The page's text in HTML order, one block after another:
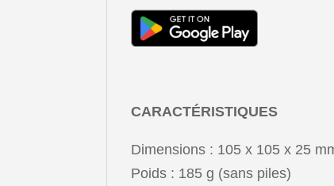
CARACTÉRISTIQUES
Dimensions : 105 x 105 x 25
Poids : 185 g (sans piles)